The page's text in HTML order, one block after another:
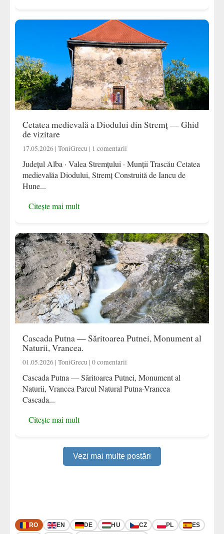
Cetatea medievală a Diodului din Stremț — Ghid
de vizitare
17.05.2026 | ToniGrecu | 1 comentarii
Județul Alba · Valea Stremțului · Munții Trascău Cetatea
medievalăa Diodului, Stremț Construită de Iancu de
Hune...
Citește mai mult
Cascada Putna — Săritoarea Putnei, Monument al
Naturii, Vrancea.
01.05.2026 | ToniGrecu | 0 comentarii
Cascada Putna — Săritoarea Putnei, Monument al
Naturii, Vrancea Parcul Natural Putna-Vrancea
Cascada...
Citește mai mult
Vezi mai multe postări
RO EN DE HU CZ PL
ES